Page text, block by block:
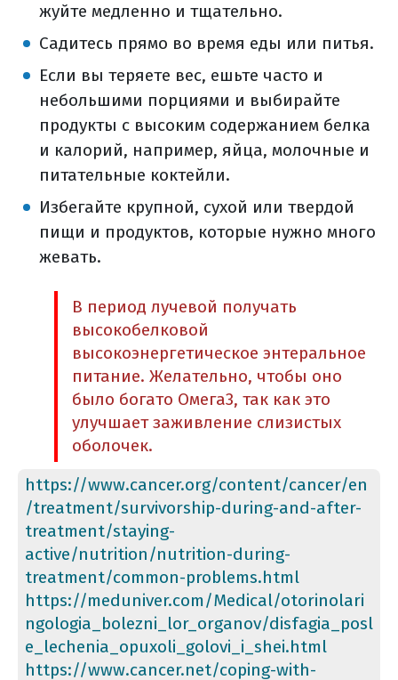
жуйте медленно и тщательно.
Садитесь прямо во время еды или питья.
Если вы теряете вес, ешьте часто и
небольшими порциями и выбирайте
продукты с высоким содержанием белка
и калорий, например, яйца, молочные и
питательные коктейли.
Избегайте крупной, сухой или твердой
пищи и продуктов, которые нужно много
жевать.
В период лучевой получать
высокобелковой
высокоэнергетическое энтеральное
питание. Желательно, чтобы оно
было богато Омега3, так как это
улучшает заживление слизистых
оболочек.
https://www.cancer.org/content/cancer/en
/treatment/survivorship-during-and-after-
treatment/staying-
active/nutrition/nutrition-during-
treatment/common-problems.html
https://meduniver.com/Medical/otorinolari
ngologia_bolezni_lor_organov/disfagia_posl
e_lechenia_opuxoli_golovi_i_shei.html
https://www.cancer.net/coping-with-